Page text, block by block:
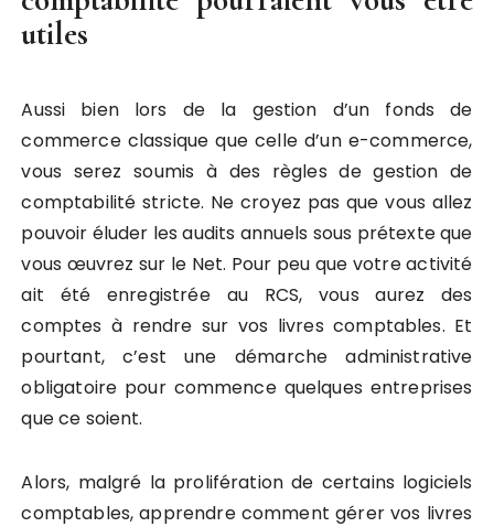
utiles
Aussi bien lors de la gestion d’un fonds de
commerce classique que celle d’un e-commerce,
vous serez soumis à des règles de gestion de
comptabilité stricte. Ne croyez pas que vous allez
pouvoir éluder les audits annuels sous prétexte que
vous œuvrez sur le Net. Pour peu que votre activité
ait été enregistrée au RCS, vous aurez des
comptes à rendre sur vos livres comptables. Et
pourtant, c’est une démarche administrative
obligatoire pour commence quelques entreprises
que ce soient.
Alors, malgré la prolifération de certains logiciels
comptables, apprendre comment gérer vos livres